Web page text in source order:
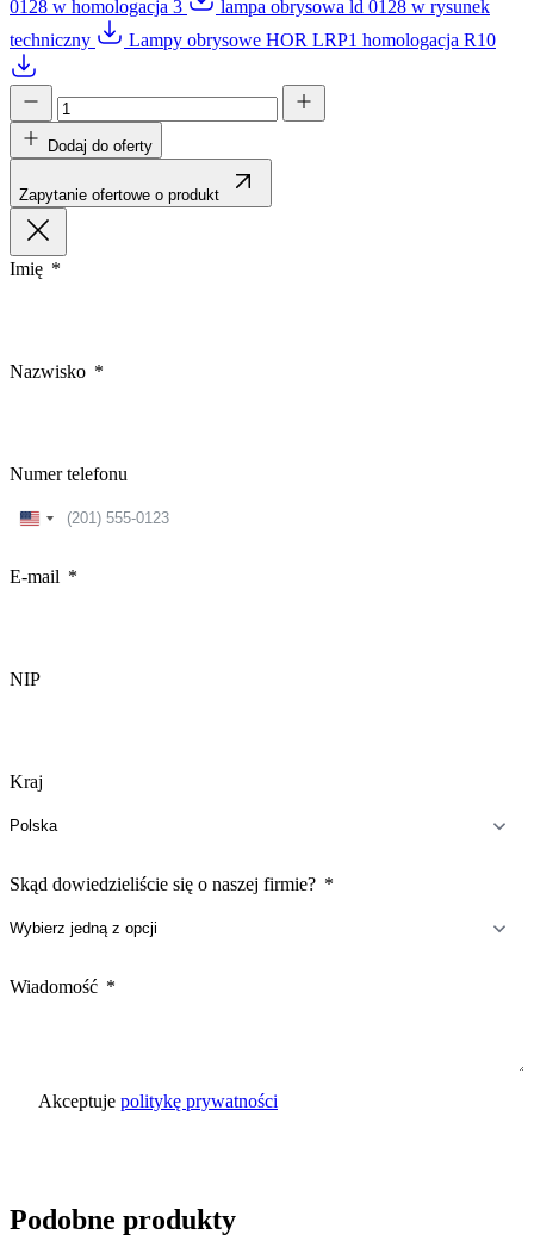
0128 w homologacja 3
lampa obrysowa ld 0128 w rysunek
techniczny
Lampy obrysowe HOR LRP1 homologacja R10
Dodaj do oferty
Zapytanie ofertowe o produkt
Imię
Nazwisko
Numer telefonu
United
E-mail
NIP
Kraj
Skąd dowiedzieliście się o naszej firmie?
Wiadomość
Akceptuje politykę prywatności
Podobne produkty